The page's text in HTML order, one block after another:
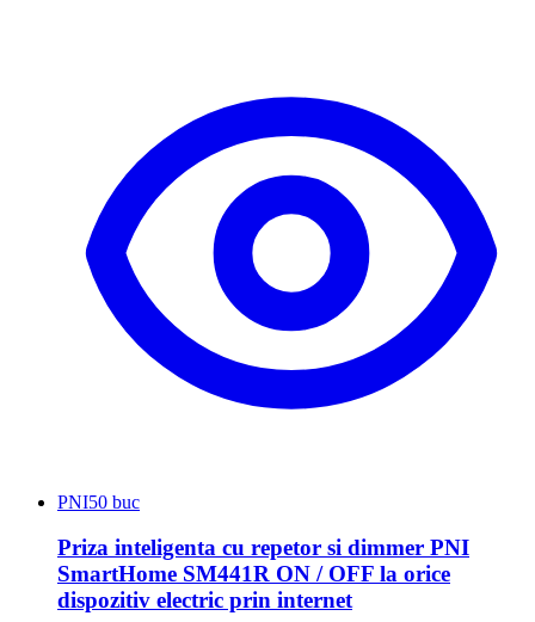
PNI50 buc
Priza inteligenta cu repetor si dimmer PNI
SmartHome SM441R ON / OFF la orice
dispozitiv electric prin internet